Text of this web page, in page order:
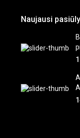
Naujausi